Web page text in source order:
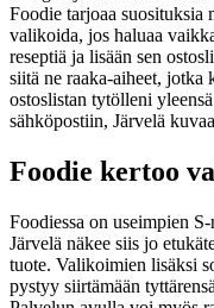
Foodie tarjoaa suosituksia
valikoida, jos haluaa
reseptiä ja lisään sen
siitä ne raaka-aiheet, jotka
ostoslistan tytölleni
sähköpostiin, Järvelä
Foodie kertoo
Foodiessa on useimpien
Järvelä näkee siis jo
tuote. Valikoimien lisäksi
pystyy siirtämään